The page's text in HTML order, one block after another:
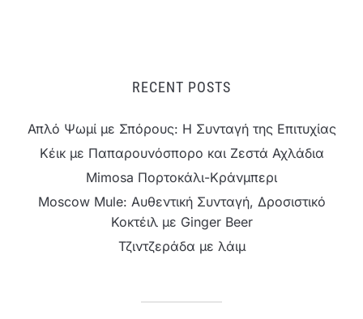
RECENT POSTS
Απλό Ψωμί με Σπόρους: Η Συνταγή της Επιτυχίας
Κέικ με Παπαρουνόσπορο και Ζεστά Αχλάδια
Mimosa Πορτοκάλι-Κράνμπερι
Moscow Mule: Αυθεντική Συνταγή, Δροσιστικό
Κοκτέιλ με Ginger Beer
Τζιντζεράδα με λάιμ